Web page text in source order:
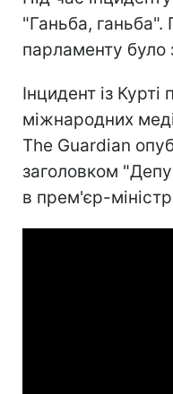
"Ганьба, ганьба".
парламенту було
Інцидент із
міжнародних
The Guardian
заголовком
в прем'єр-